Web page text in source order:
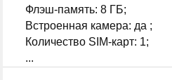
Флэш-память: 8 ГБ;
Встроенная камера: да ;
Количество SIM-карт: 1;
...